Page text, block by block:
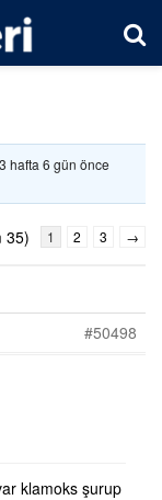
3 hafta 6 gün önce
35) 1 2 3 →
#50498
klamoks şurup